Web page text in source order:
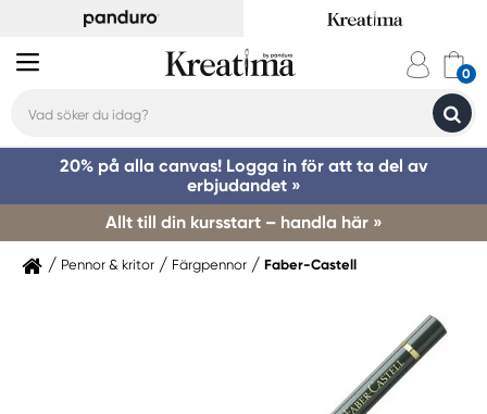
20% på alla canvas! Logga in för att ta del av
erbjudandet »
Allt till din kursstart – handla här »
Pennor & kritor Färgpennor Faber-Castell